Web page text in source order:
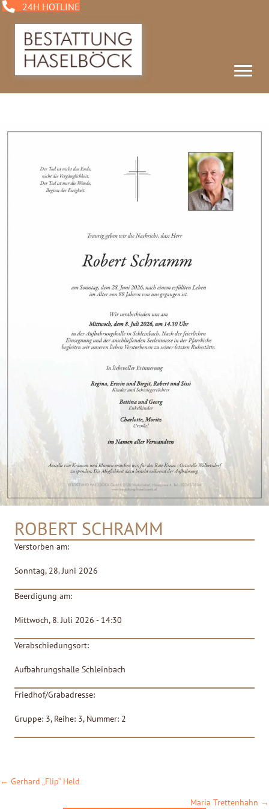
24H HOTLINE
ROBERT SCHRAMM
Verstorben am:
Sonntag, 28. Juni 2026
Beerdigung am:
Mittwoch, 8. Juli 2026 - 14:30
Verabschiedungsort:
Aufbahrungshalle Schleinbach
Friedhof/Grabadresse:
Gruppe: 3, Reihe: 3, Nummer: 2
POSTS
← Gerhard „Flip“ Held
Maria Trettenhahn →